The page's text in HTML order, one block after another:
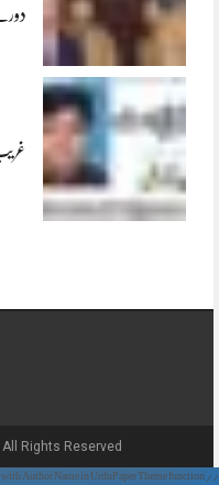
Rights Reserved.
with Author Name in UrduPaper Theme function